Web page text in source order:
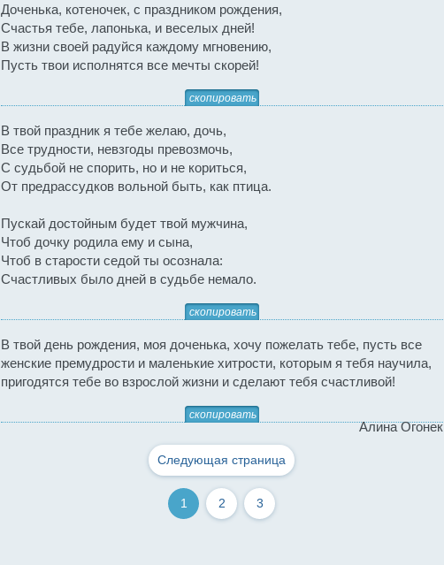
Доченька, котеночек, с праздником рождения,
Счастья тебе, лапонька, и веселых дней!
В жизни своей радуйся каждому мгновению,
Пусть твои исполнятся все мечты скорей!
скопировать
В твой праздник я тебе желаю, дочь,
Все трудности, невзгоды превозмочь,
С судьбой не спорить, но и не кориться,
От предрассудков вольной быть, как птица.
Пускай достойным будет твой мужчина,
Чтоб дочку родила ему и сына,
Чтоб в старости седой ты осознала:
Счастливых было дней в судьбе немало.
скопировать
В твой день рождения, моя доченька, хочу пожелать тебе, пусть все
женские премудрости и маленькие хитрости, которым я тебя научила,
пригодятся тебе во взрослой жизни и сделают тебя счастливой!
скопировать
Алина Огонек
Следующая страница
1 2 3